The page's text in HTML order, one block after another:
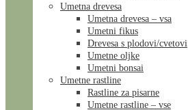
Umetna drevesa
Umetna drevesa – vsa
Umetni fikus
Drevesa s plodovi/cvetovi
Umetne oljke
Umetni bonsai
Umetne rastline
Rastline za pisarne
Umetne rastline – vse